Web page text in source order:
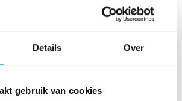
Details Over
gebruik van cookies
KLJ-herinnering